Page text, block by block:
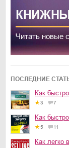
Читать новые
ПОСЛЕДНИЕ
Как
3 7
Как
5 11
Как легко